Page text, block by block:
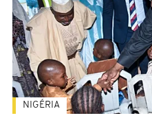
NIGÉRIA